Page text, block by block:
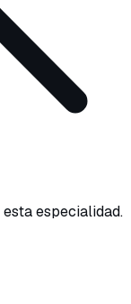
especialidad.